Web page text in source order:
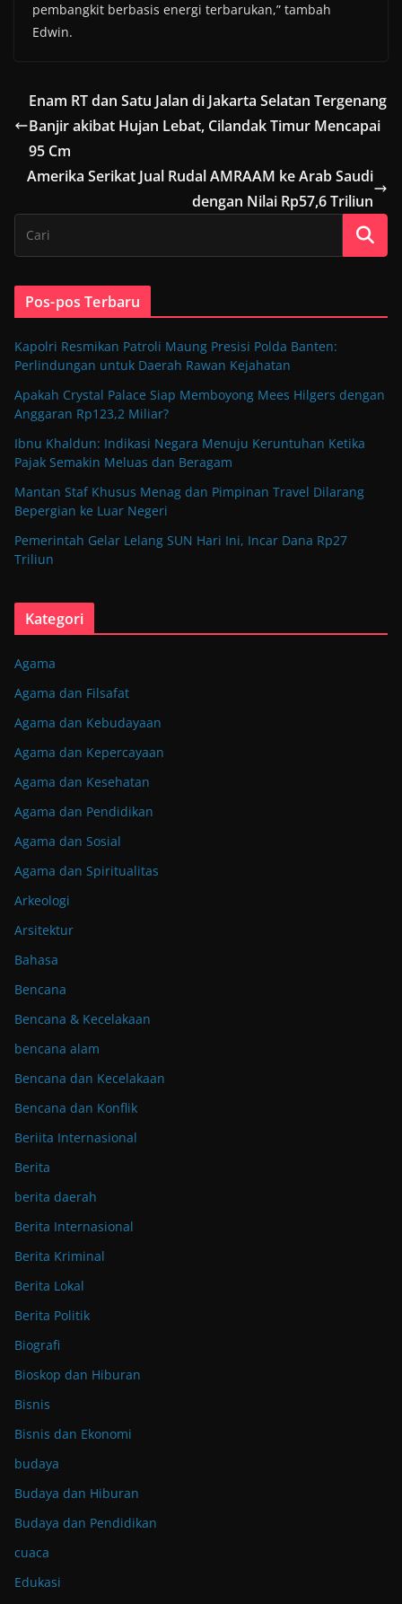
pembangkit berbasis energi terbarukan,” tambah
Edwin.
Enam RT dan Satu Jalan di Jakarta Selatan Tergenang
Banjir akibat Hujan Lebat, Cilandak Timur Mencapai
95 Cm
Amerika Serikat Jual Rudal AMRAAM ke Arab Saudi
dengan Nilai Rp57,6 Triliun
Pos-pos Terbaru
Kapolri Resmikan Patroli Maung Presisi Polda Banten:
Perlindungan untuk Daerah Rawan Kejahatan
Apakah Crystal Palace Siap Memboyong Mees Hilgers dengan
Anggaran Rp123,2 Miliar?
Ibnu Khaldun: Indikasi Negara Menuju Keruntuhan Ketika
Pajak Semakin Meluas dan Beragam
Mantan Staf Khusus Menag dan Pimpinan Travel Dilarang
Bepergian ke Luar Negeri
Pemerintah Gelar Lelang SUN Hari Ini, Incar Dana Rp27
Triliun
Kategori
Agama
Agama dan Filsafat
Agama dan Kebudayaan
Agama dan Kepercayaan
Agama dan Kesehatan
Agama dan Pendidikan
Agama dan Sosial
Agama dan Spiritualitas
Arkeologi
Arsitektur
Bahasa
Bencana
Bencana & Kecelakaan
bencana alam
Bencana dan Kecelakaan
Bencana dan Konflik
Beriita Internasional
Berita
berita daerah
Berita Internasional
Berita Kriminal
Berita Lokal
Berita Politik
Biografi
Bioskop dan Hiburan
Bisnis
Bisnis dan Ekonomi
budaya
Budaya dan Hiburan
Budaya dan Pendidikan
cuaca
Edukasi